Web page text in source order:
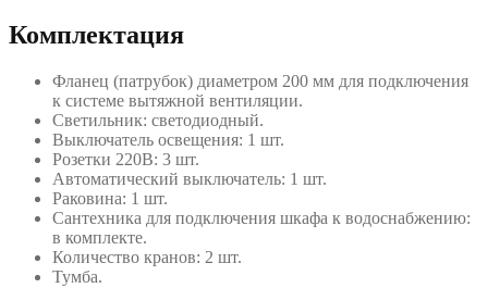
Комплектация
Фланец (патрубок) диаметром 200 мм для подключения
к системе вытяжной вентиляции.
Светильник: светодиодный.
Выключатель освещения: 1 шт.
Розетки 220В: 3 шт.
Автоматический выключатель: 1 шт.
Раковина: 1 шт.
Сантехника для подключения шкафа к водоснабжению:
в комплекте.
Количество кранов: 2 шт.
Тумба.